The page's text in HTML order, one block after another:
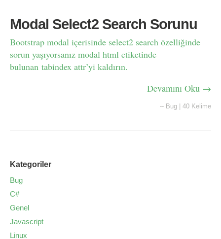
Modal Select2 Search Sorunu
Bootstrap modal içerisinde select2 search özelliğinde
sorun yaşıyorsanız modal html etiketinde
bulunan tabindex attr’yi kaldırın.
Devamını Oku →
-- Bug 40 Kelime
Kategoriler
Bug
C#
Genel
Javascript
Linux